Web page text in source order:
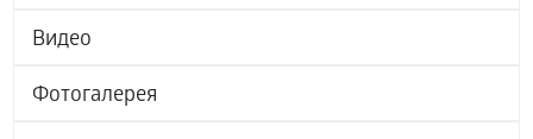
Видео
Фотогалерея